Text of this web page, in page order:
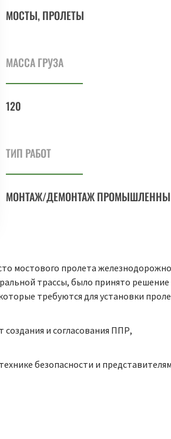
МОСТЫ, ПРОЛЕТЫ
МАССА ГРУЗА
120
ТИП РАБОТ
МОНТАЖ/ДЕМОНТАЖ
мостового пролета
трассы, было принято решение
требуются для установки
и согласования ППР,
безопасности и